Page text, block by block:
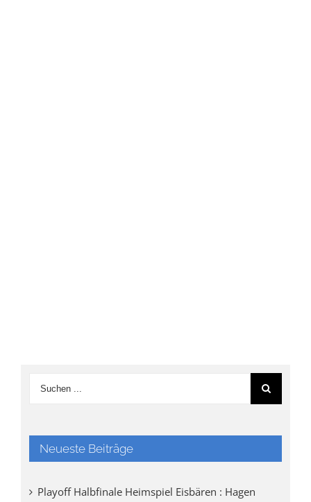
Neueste Beiträge
Playoff Halbfinale Heimspiel Eisbären : Hagen